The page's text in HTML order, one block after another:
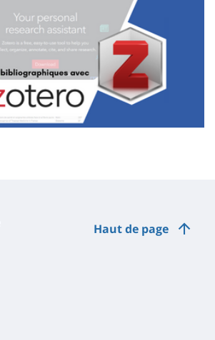
Haut de page